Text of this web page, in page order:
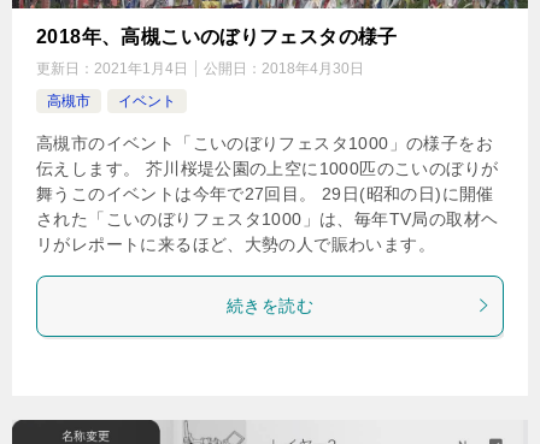
2018年、高槻こいのぼりフェスタの様子
更新日： 2021年1月4日 公開日： 2018年4月30日
高槻市
イベント
高槻市のイベント「こいのぼりフェスタ1000」の様子をお
伝えします。 芥川桜堤公園の上空に1000匹のこいのぼりが
舞うこのイベントは今年で27回目。 29日(昭和の日)に開催
された「こいのぼりフェスタ1000」は、毎年TV局の取材ヘ
リがレポートに来るほど、大勢の人で賑わいます。
続きを読む